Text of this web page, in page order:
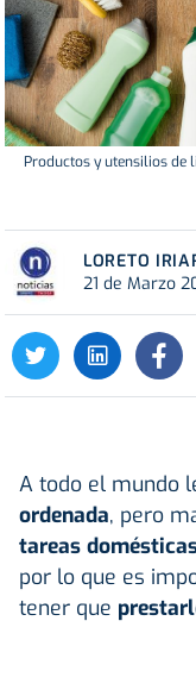
Productos y utensilios de
LORETO
21 de Marzo
A todo el mundo
ordenada, pero
tareas
por lo que es
tener que